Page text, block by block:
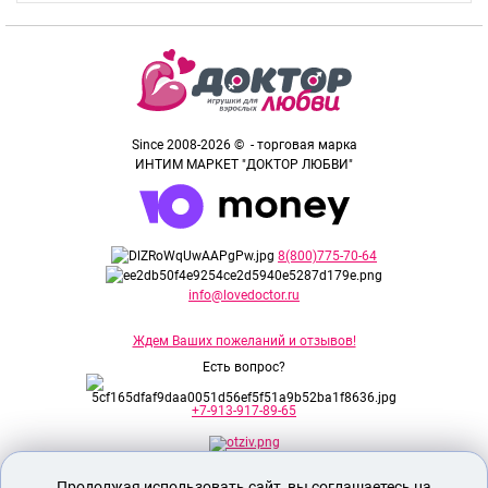
Since 2008-2026 © - торговая марка
ИНТИМ МАРКЕТ "ДОКТОР ЛЮБВИ"
8(800)775-70-64
info@lovedoctor.ru
Ждем Ваших пожеланий и отзывов!
Есть вопрос?
+7-913-917-89-65